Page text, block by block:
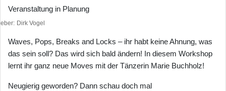
Veranstaltung in Planung
Dirk Vogel
Waves, Pops, Breaks and Locks – ihr habt keine Ahnung, was
das sein soll? Das wird sich bald ändern! In diesem Workshop
lernt ihr ganz neue Moves mit der Tänzerin Marie Buchholz!
Neugierig geworden? Dann schau doch mal